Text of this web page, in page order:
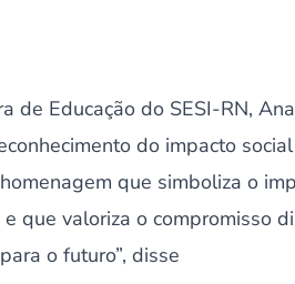
de Educação do SESI-RN,
do impacto
homenagem que simboliza o
que valoriza o compromisso
o futuro”, disse